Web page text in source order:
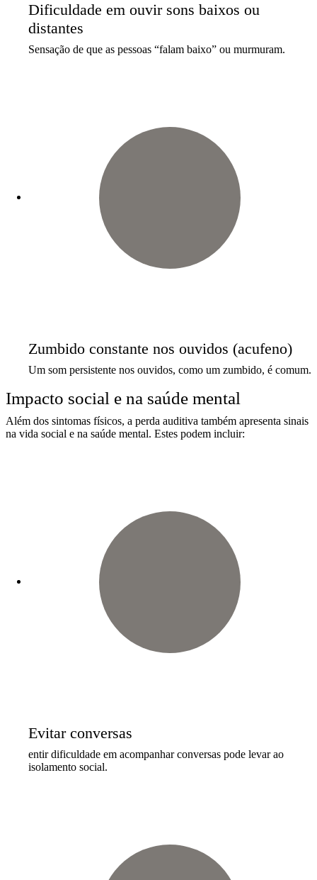
Dificuldade em ouvir sons baixos ou
distantes
Sensação de que as pessoas “falam baixo” ou murmuram.
Zumbido constante nos ouvidos (acufeno)
Um som persistente nos ouvidos, como um zumbido, é comum.
Impacto social e na saúde mental
Além dos sintomas físicos, a perda auditiva também apresenta sinais
na vida social e na saúde mental. Estes podem incluir:
Evitar conversas
entir dificuldade em acompanhar conversas pode levar ao
isolamento social.